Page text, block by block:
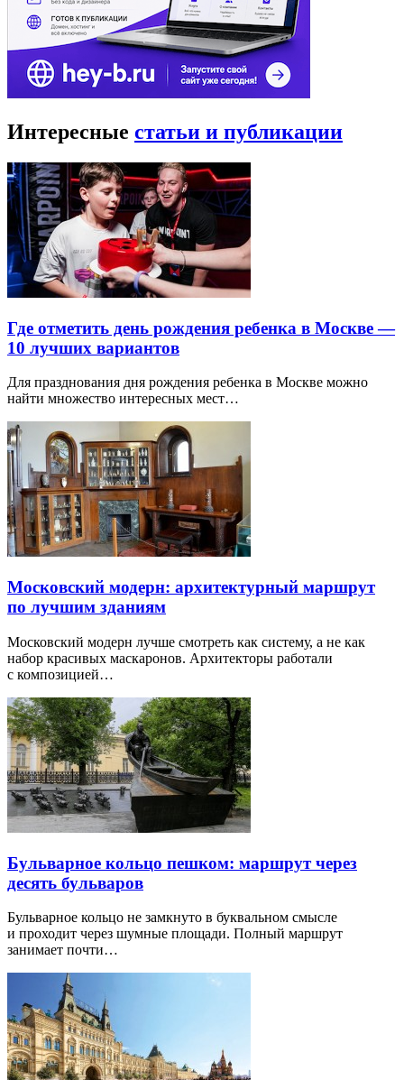
Интересные статьи и публикации
Где отметить день рождения ребенка в Москве —
10 лучших вариантов
Для празднования дня рождения ребенка в Москве можно
найти множество интересных мест…
Московский модерн: архитектурный маршрут
по лучшим зданиям
Московский модерн лучше смотреть как систему, а не как
набор красивых маскаронов. Архитекторы работали
с композицией…
Бульварное кольцо пешком: маршрут через
десять бульваров
Бульварное кольцо не замкнуто в буквальном смысле
и проходит через шумные площади. Полный маршрут
занимает почти…